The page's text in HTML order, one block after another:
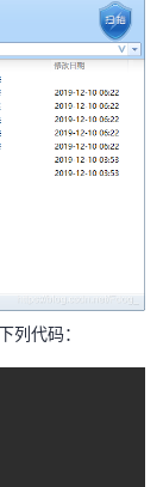
列代码：